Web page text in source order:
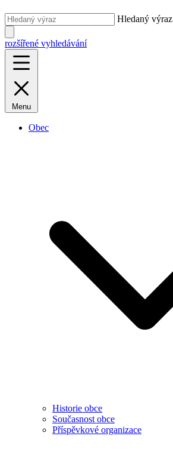
Hledaný výraz
rozšířené vyhledávání
Menu
Obec
Historie obce
Současnost obce
Příspěvkové organizace